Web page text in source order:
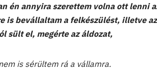
én annyira szerettem volna ott lenni
is bevállaltam a felkészülést, illetve
sült el, megérte az áldozat,
is sérültem rá a vállamra.